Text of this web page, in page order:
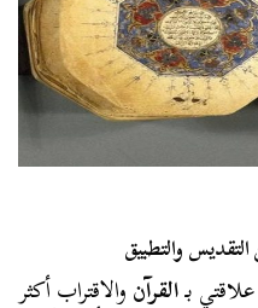
والتطبيق
بـالقرآنوالاقتراب أكثر